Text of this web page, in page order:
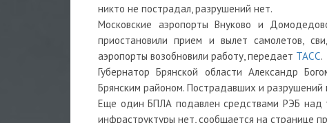
никто не пострадал, разрушений нет.
Московские аэропорты Внуково и
приостановили прием и вылет самолетов,
аэропорты возобновили работу, передает ТАСС.
Губернатор Брянской области Александр
Брянским районом. Пострадавших и разрушений
Еще один БПЛА подавлен средствами РЭБ над
инфраструктуры нет, сообщается на странице